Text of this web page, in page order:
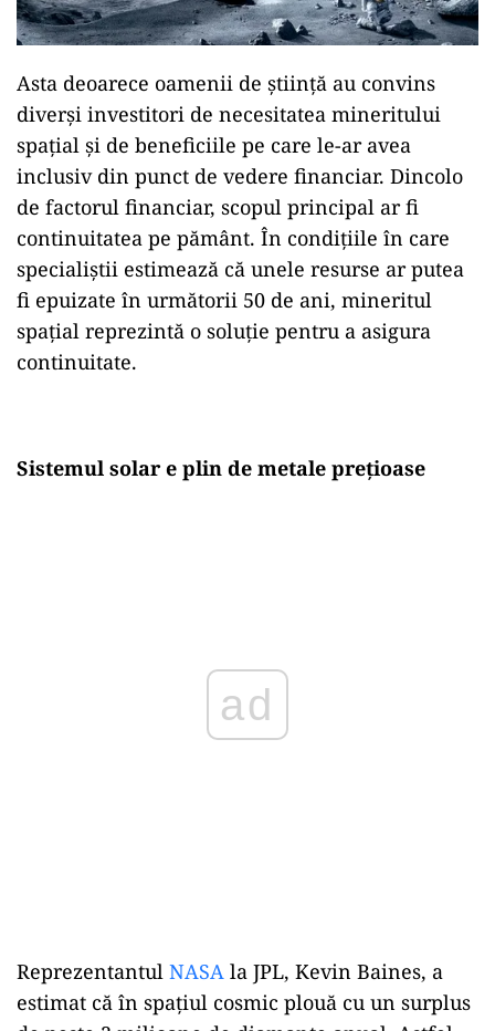
Asta deoarece oamenii de știință au convins
diverși investitori de necesitatea mineritului
spațial și de beneficiile pe care le-ar avea
inclusiv din punct de vedere financiar. Dincolo
de factorul financiar, scopul principal ar fi
continuitatea pe pământ. În condițiile în care
specialiștii estimează că unele resurse ar putea
fi epuizate în următorii 50 de ani, mineritul
spațial reprezintă o soluție pentru a asigura
continuitate.
Sistemul solar e plin de metale prețioase
ad
Reprezentantul NASA la JPL, Kevin Baines, a
estimat că în spațiul cosmic plouă cu un surplus